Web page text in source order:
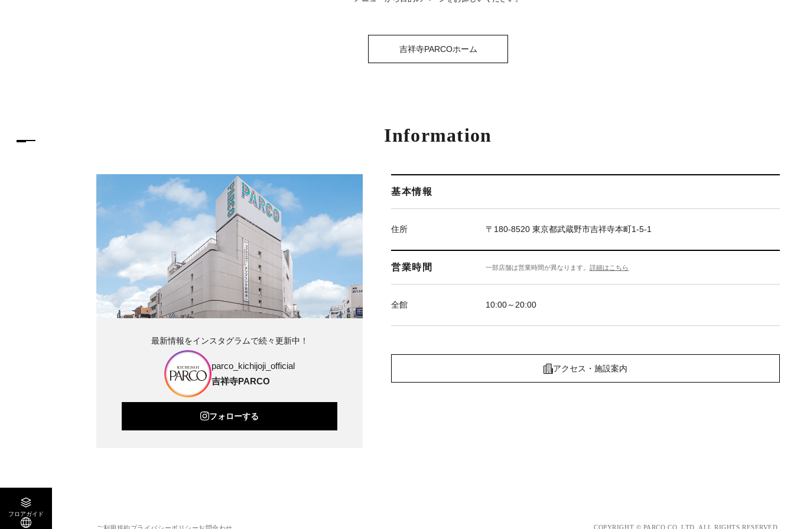
フロアガイド
吉祥寺PARCOホーム
Information
基本情報
住所 〒180-8520 東京都武蔵野市吉祥寺本町1-5-1
営業時間 一部店舗は営業時間が異なります。詳細はこちら
全館 10:00～20:00
アクセス・施設案内
最新情報をインスタグラムで続々更新中！
parco_kichijoji_official
吉祥寺PARCO
フォローする
COPYRIGHT © PARCO.CO.,LTD. ALL RIGHTS RESERVED.